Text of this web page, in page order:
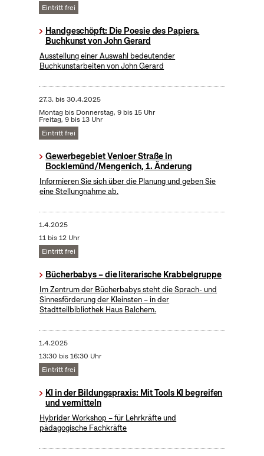
Eintritt frei
Handgeschöpft: Die Poesie des Papiers.
Buchkunst von John Gerard
Ausstellung einer Auswahl bedeutender
Buchkunstarbeiten von John Gerard
27.3. bis30.4.2025
Montag bis Donnerstag, 9 bis 15 Uhr
Freitag, 9 bis 13 Uhr
Eintritt frei
Gewerbegebiet Venloer Straße in
Bocklemünd/Mengenich, 1. Änderung
Informieren Sie sich über die Planung und geben Sie
eine Stellungnahme ab.
1.4.2025
11 bis 12 Uhr
Eintritt frei
Bücherbabys – die literarische Krabbelgruppe
Im Zentrum der Bücherbabys steht die Sprach- und
Sinnesförderung der Kleinsten – in der
Stadtteilbibliothek Haus Balchem.
1.4.2025
13:30 bis 16:30 Uhr
Eintritt frei
KI in der Bildungspraxis: Mit Tools KI begreifen
und vermitteln
Hybrider Workshop – für Lehrkräfte und
pädagogische Fachkräfte